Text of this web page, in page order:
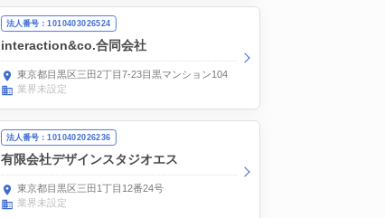
法人番号：1010403026524
interaction&co.合同会社
東京都目黒区三田2丁目7-23目黒マンション104
業界未設定
法人番号：1010402026236
有限会社デザインスタジオエス
東京都目黒区三田1丁目12番24号
業界未設定